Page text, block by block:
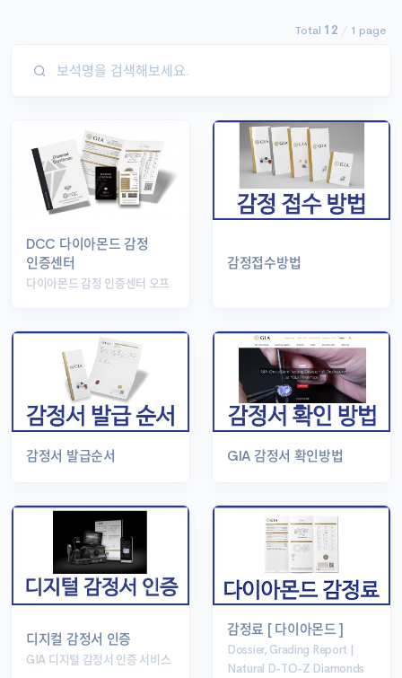
Total 12 / 1 page
DCC 다이아몬드 감정
인증센터
다이아몬드 감정 인증센터 오프
감정접수방법
감정서 발급순서 GIA 감정서 확인방법
디지컬 감정서 인증
GIA 디지털 감정서 인증 서비스
감정료 [ 다이아몬드 ]
Dossier, Grading Report |
Natural D-TO-Z Diamonds